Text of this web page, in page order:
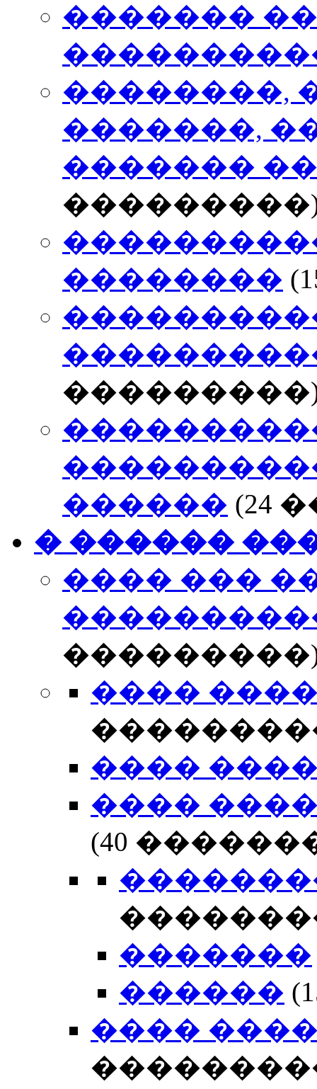
�������
��������,
�������,
�������
��������
������ (24
� ������
���� ���
����
����
����
(40
�������
������
����